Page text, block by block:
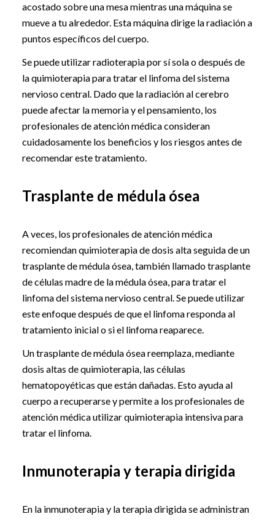
acostado sobre una mesa mientras una máquina se
mueve a tu alrededor. Esta máquina dirige la radiación a
puntos específicos del cuerpo.
Se puede utilizar radioterapia por sí sola o después de
la quimioterapia para tratar el linfoma del sistema
nervioso central. Dado que la radiación al cerebro
puede afectar la memoria y el pensamiento, los
profesionales de atención médica consideran
cuidadosamente los beneficios y los riesgos antes de
recomendar este tratamiento.
Trasplante de médula ósea
A veces, los profesionales de atención médica
recomiendan quimioterapia de dosis alta seguida de un
trasplante de médula ósea, también llamado trasplante
de células madre de la médula ósea, para tratar el
linfoma del sistema nervioso central. Se puede utilizar
este enfoque después de que el linfoma responda al
tratamiento inicial o si el linfoma reaparece.
Un trasplante de médula ósea reemplaza, mediante
dosis altas de quimioterapia, las células
hematopoyéticas que están dañadas. Esto ayuda al
cuerpo a recuperarse y permite a los profesionales de
atención médica utilizar quimioterapia intensiva para
tratar el linfoma.
Inmunoterapia y terapia dirigida
En la inmunoterapia y la terapia dirigida se administran